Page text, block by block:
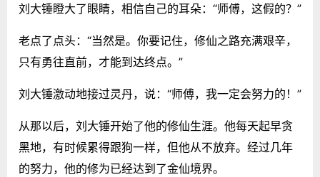
刘大锤瞪大了眼睛，相信自己的耳朵：“师傅，这假的？”
老点了点头：“当然是。你要记住，修仙之路充满艰辛，
只有勇往直前，才能到达终点。”
刘大锤激动地接过灵丹，说：“师傅，我一定会努力的！”
从那以后，刘大锤开始了他的修仙生涯。他每天起早贪
黑地，有时候累得跟狗一样，但他从不放弃。经过几年
的努力，他的修为已经达到了金仙境界。